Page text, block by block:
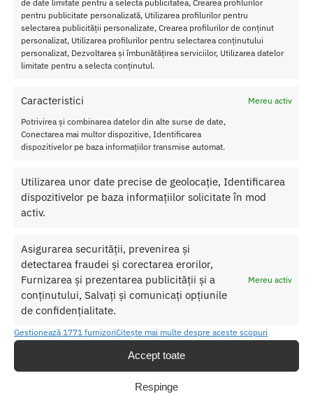
de date limitate pentru a selecta publicitatea, Crearea profilurilor
pentru publicitate personalizată, Utilizarea profilurilor pentru
selectarea publicității personalizate, Crearea profilurilor de conținut
personalizat, Utilizarea profilurilor pentru selectarea conținutului
personalizat, Dezvoltarea și îmbunătățirea serviciilor, Utilizarea datelor
limitate pentru a selecta conținutul.
Caracteristici
Mereu activ
Potrivirea și combinarea datelor din alte surse de date,
Conectarea mai multor dispozitive, Identificarea
dispozitivelor pe baza informațiilor transmise automat.
Utilizarea unor date precise de geolocație, Identificarea
dispozitivelor pe baza informațiilor solicitate în mod
activ.
Asigurarea securității, prevenirea și
detectarea fraudei și corectarea erorilor,
Furnizarea și prezentarea publicității și a
conținutului, Salvați și comunicați opțiunile
de confidențialitate.
Mereu activ
Gestionează 1771 furnizoriCitește mai multe despre aceste scopuri
Accept toate
Respinge
Dimensiuni
Set Lenjerie 3 Piese Obsessive – Tanga Decupat Sutien cu Sarma si
Guler, este o piesa esentiala de lenjerie seducatoare.
Piese Incluse:
Sutien cu Sarma, Portjartier (fara ciorapi), Tanga
Functii Cheie:
Tanga Decupat, Sutien cu Sarma, Guler Ajustabil,
Dantela Transparenta, Barete Decorative.
Materiale:Poliamida, Elastan, Poliester (Dantela Barete).
Culoare: Alb Transparent.
Setul de Lenjerie Obsessive Premisis este invitatia ta de a te
simti o zeita a seductiei si a accesului total. Adauga aceasta
piesa de elita in colectia ta si transforma orice moment intr-o
SKU: 5901688265994
Categorii: LENJERIE FEMEI,Costume si Seturi
Etichetă: Set Lenjerie 3 Piese Obsessive - Tanga Decupat
Sutien cu Sarma si Guler